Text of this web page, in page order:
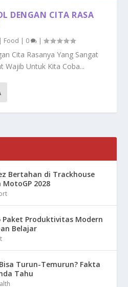
DENGAN CITA RASA
| Food | 0 |
Cita Rasanya Yang Sangat
Wajib Untuk Kita Coba...
Bertahan di Trackhouse
2028
Produktivitas Modern
Belajar
Turun-Temurun? Fakta
Tahu